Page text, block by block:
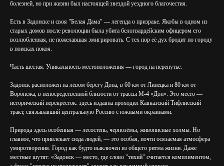
болезней, но при жизни был настоящей звездой уездного благочестия.
Есть в Задонске и своя "Белая Дама" — легенда о призраке. Якобы в одном из
старых домов после революции была убита белогвардейским офицером его
возлюбленная, не пожелавшая эмигрировать. С тех пор её дух бродит по городу
в поисках покоя.
Часть шестая. Уникальность местоположения — город на перепутье.
Задонск расположен на левом берегу Дона, в 60 км от Липецка и 80 км от
Воронежа, в непосредственной близости от трассы М-4 «Дон». Это место —
исторический перекрёсток: здесь издавна проходил Кавказский Тифлисский
тракт, связывавший центральную Россию с южными окраинами.
Природа здесь особенная — лесостепь, чернозёмы, живописные холмы. Но
главное, что привлекает сюда людей, — это особая, почти осязаемая атмосфера
умиротворения. Город как будто выключен из общего ритма жизни. Даже
местные шутят: «Задонск — место, где слово "тихий" считается комплиментом,